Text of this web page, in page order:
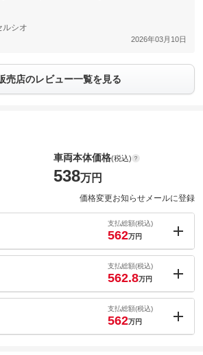
ルシオ
2026年03月10日
売店のレビュー一覧を見る
車両本体価格(税込)
538万円
価格変更お知らせメールに登録
支払総額(税込)
562万円
支払総額(税込)
562.8万円
支払総額(税込)
562万円